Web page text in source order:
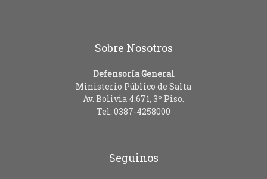
Sobre Nosotros
Defensoría General
Ministerio Público de Salta
Av. Bolivia 4.671, 3º Piso.
Tel: 0387-4258000
Seguinos